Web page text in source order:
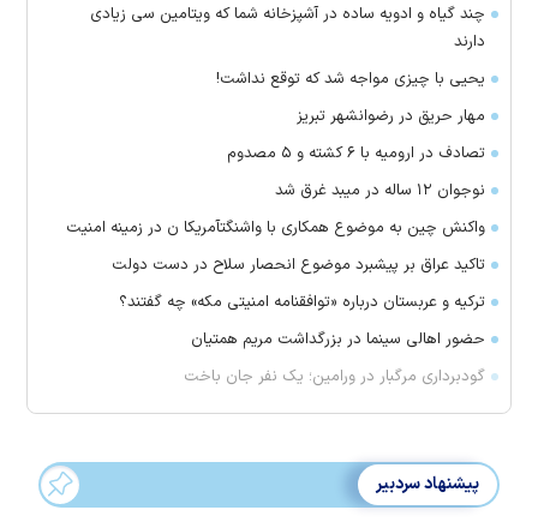
چند گیاه و ادویه ساده در آشپزخانه شما که ویتامین سی زیادی
دارند
یحیی با چیزی مواجه شد که توقع نداشت!
مهار حریق در رضوانشهر تبریز
تصادف در ارومیه با ۶ کشته و ۵ مصدوم
نوجوان ۱۲ ساله در میبد غرق شد
واکنش چین به موضوع همکاری با واشنگتآمریکا ن در زمینه امنیت
تاکید عراق بر پیشبرد موضوع انحصار سلاح در دست دولت
ترکیه و عربستان درباره «توافقنامه امنیتی مکه» چه گفتند؟
حضور اهالی سینما در بزرگداشت مریم همتیان
گودبرداری مرگبار در ورامین؛ یک نفر جان باخت
پیشنهاد سردبیر